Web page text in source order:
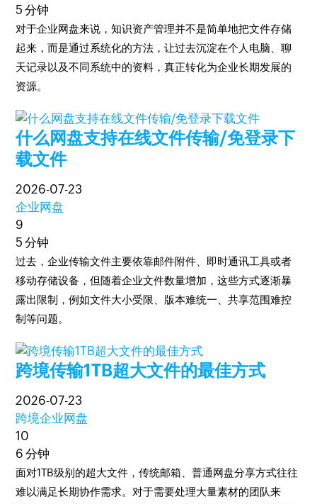
5 分钟
对于企业网盘来说，知识资产管理并不是简单地把文件存储
起来，而是通过系统化的方法，让过去沉淀在个人电脑、聊
天记录以及不同系统中的资料，真正转化为企业长期发展的
资源。
什么网盘支持在线文件传输/免登录下
载文件
2026-07-23
企业网盘
9
5 分钟
过去，企业传输文件主要依靠邮件附件、即时通讯工具或者
移动存储设备，但随着企业文件数量增加，这些方式逐渐暴
露出限制，例如文件大小受限、版本难统一、共享范围难控
制等问题。
跨境传输1TB超大文件的最佳方式
2026-07-23
跨境企业网盘
10
6 分钟
面对1TB级别的超大文件，传统邮箱、普通网盘分享方式往往
难以满足长期协作需求。对于需要处理大量素材的团队来